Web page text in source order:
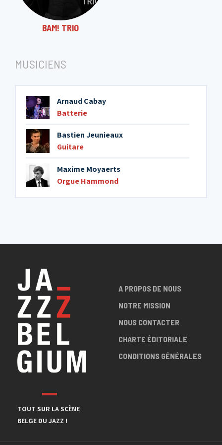
BAM! TRIO
MUSICIENS
Arnaud Cabay
Batterie
Bastien Jeunieaux
Guitare
Maxime Moyaerts
Orgue Hammond
TOUT SUR LA SCÈNE
BELGE DU JAZZ !
A PROPOS DE NOUS
NOTRE MISSION
NOUS CONTACTER
CHARTE ÉDITORIALE
CONDITIONS GÉNÉRALES